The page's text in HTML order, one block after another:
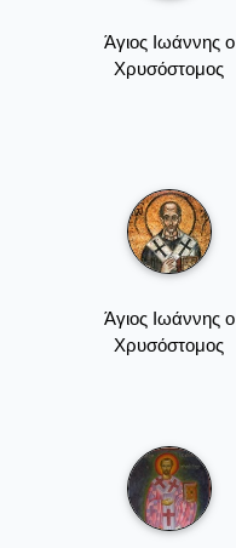
Άγιος Ιωάννης ο
Χρυσόστομος
Άγιος Ιωάννης ο
Χρυσόστομος